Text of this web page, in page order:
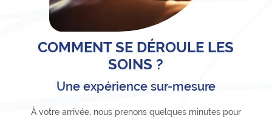
COMMENT SE DÉROULE LES
SOINS ?
Une expérience sur-mesure
À votre arrivée, nous prenons quelques minutes pour